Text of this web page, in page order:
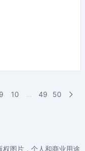
9 10 49 50
图片，个人和商业用途